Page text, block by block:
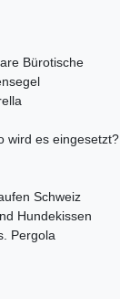
Bürotische
wird es eingesetzt?
Schweiz
Hundekissen
Pergola